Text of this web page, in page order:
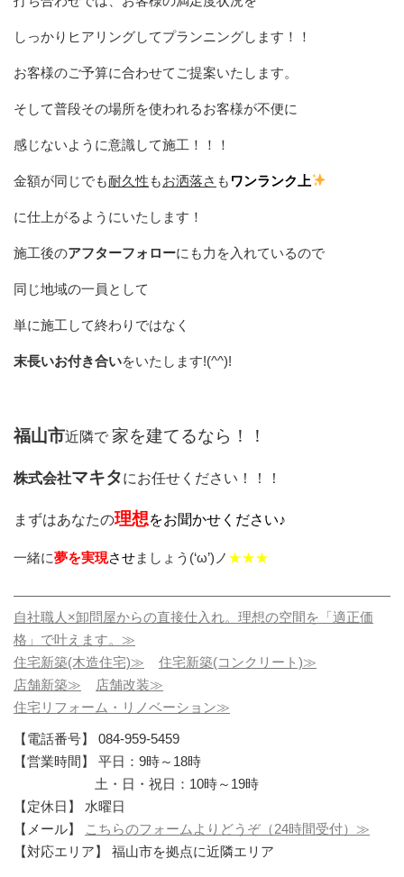
しっかりヒアリングしてプランニングします！！
お客様のご予算に合わせてご提案いたします。
そして普段その場所を使われるお客様が不便に
感じないように意識して施工！！！
金額が同じでも耐久性 もお洒落さ も ワンランク上
に仕上がるようにいたします！
施工後のアフターフォローにも力を入れているので
同じ地域の一員として
単に施工して終わりではなく
末長いお付き合いをいたします!(^^)!
福山市近隣で 家を建てるなら！！
株式会社マキタにお任せください！！！
まずはあなたの理想をお聞かせください♪
一緒に夢を実現させましょう(‘ω’)ノ ★★★
自社職人×卸問屋からの直接仕入れ。理想の空間を「適正価
格」で叶えます。≫
住宅新築(木造住宅)≫
住宅新築(コンクリート)≫
店舗新築≫
店舗改装≫
住宅リフォーム・リノベーション≫
【電話番号】 084-959-5459
【営業時間】 平日：9時～18時
土・日・祝日：10時～19時
【定休日】 水曜日
【メール】
こちらのフォームよりどうぞ（24時間受付）≫
【対応エリア】 福山市を拠点に近隣エリア